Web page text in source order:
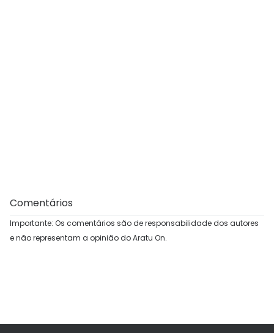
Comentários
Importante: Os comentários são de responsabilidade dos autores
e não representam a opinião do Aratu On.